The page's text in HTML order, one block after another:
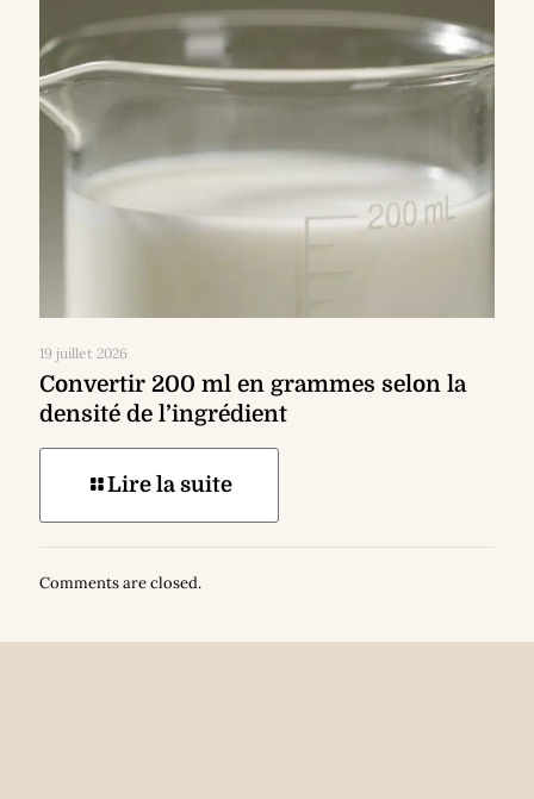
19 juillet 2026
Convertir 200 ml en grammes selon la
densité de l’ingrédient
Lire la suite
Comments are closed.